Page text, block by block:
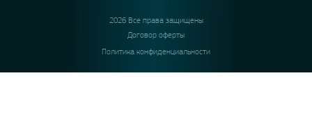
2026 Все права защищены
Договор оферты
Политика конфиденциальности